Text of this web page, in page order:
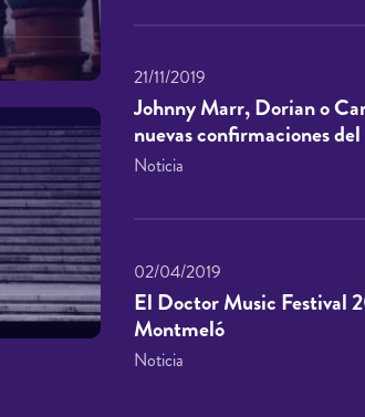
21/11/2019
Johnny Marr, Dorian o
nuevas confirmaciones
Noticia
02/04/2019
El Doctor Music Festival
Montmeló
Noticia